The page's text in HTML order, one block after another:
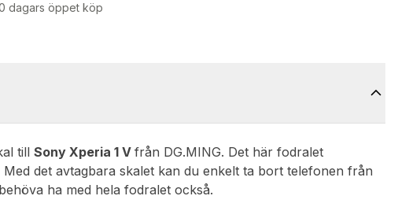
dagars öppet köp
tillSony Xperia 1 Vfrån DG.MING. Det här fodralet
det avtagbara skalet kan du enkelt ta bort telefonen från
ha med hela fodralet också.